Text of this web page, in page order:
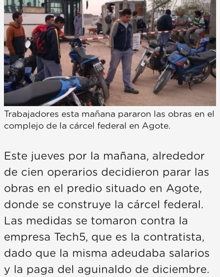
Trabajadores esta mañana pararon las obras en el
complejo de la cárcel federal en Agote.
Este jueves por la mañana, alrededor
de cien operarios decidieron parar las
obras en el predio situado en Agote,
donde se construye la cárcel federal.
Las medidas se tomaron contra la
empresa Tech5, que es la contratista,
dado que la misma adeudaba salarios
y la paga del aguinaldo de diciembre.